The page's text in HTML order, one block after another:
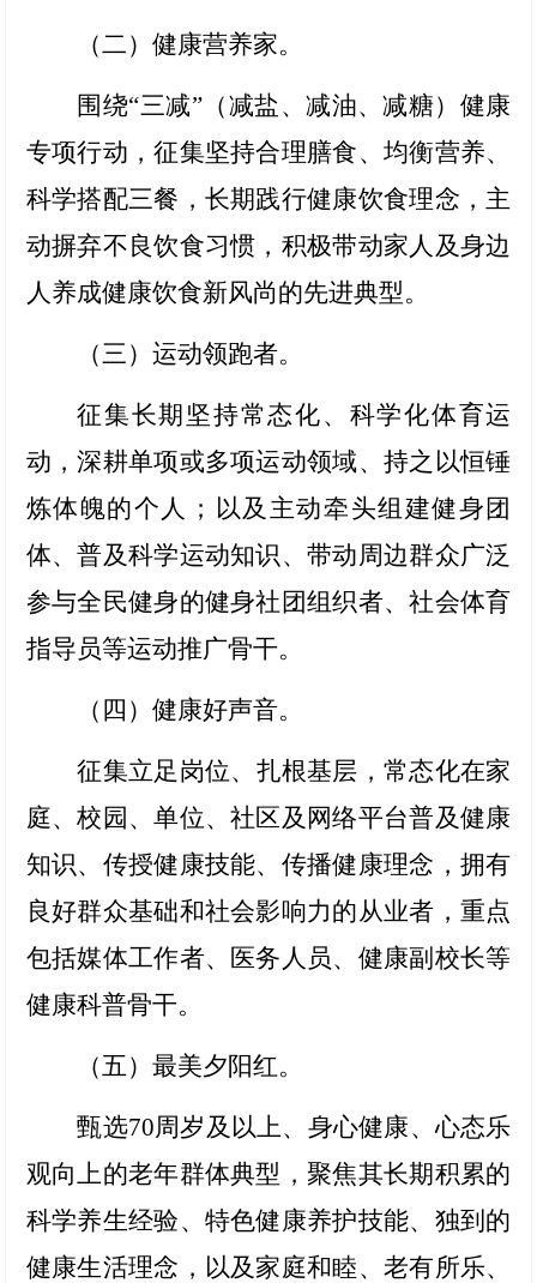
（二）健康营养家。
围绕“三减”（减盐、减油、减糖）健康
专项行动，征集坚持合理膳食、均衡营养、
科学搭配三餐，长期践行健康饮食理念，主
动摒弃不良饮食习惯，积极带动家人及身边
人养成健康饮食新风尚的先进典型。
（三）运动领跑者。
征集长期坚持常态化、科学化体育运
动，深耕单项或多项运动领域、持之以恒锤
炼体魄的个人；以及主动牵头组建健身团
体、普及科学运动知识、带动周边群众广泛
参与全民健身的健身社团组织者、社会体育
指导员等运动推广骨干。
（四）健康好声音。
征集立足岗位、扎根基层，常态化在家
庭、校园、单位、社区及网络平台普及健康
知识、传授健康技能、传播健康理念，拥有
良好群众基础和社会影响力的从业者，重点
包括媒体工作者、医务人员、健康副校长等
健康科普骨干。
（五）最美夕阳红。
甄选70周岁及以上、身心健康、心态乐
观向上的老年群体典型，聚焦其长期积累的
科学养生经验、特色健康养护技能、独到的
健康生活理念，以及家庭和睦、老有所乐、